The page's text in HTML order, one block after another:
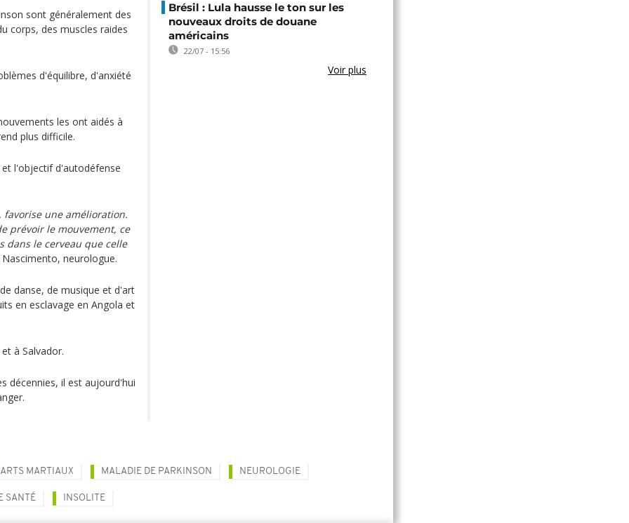
sont généralement des
corps, des muscles raides
d'équilibre, d'anxiété
les ont aidés à
plus difficile.
l'objectif d'autodéfense
favorise une amélioration.
prévoir le mouvement, ce
dans le cerveau que celle
neurologue.
danse, de musique et d'art
en esclavage en Angola et
à Salvador.
décennies, il est aujourd'hui
Brésil : Lula hausse le ton sur les
nouveaux droits de douane
américains
22/07 - 15:56
Voir plus
ARTS MARTIAUX MALADIE DE PARKINSON NEUROLOGIE
SANTÉ INSOLITE